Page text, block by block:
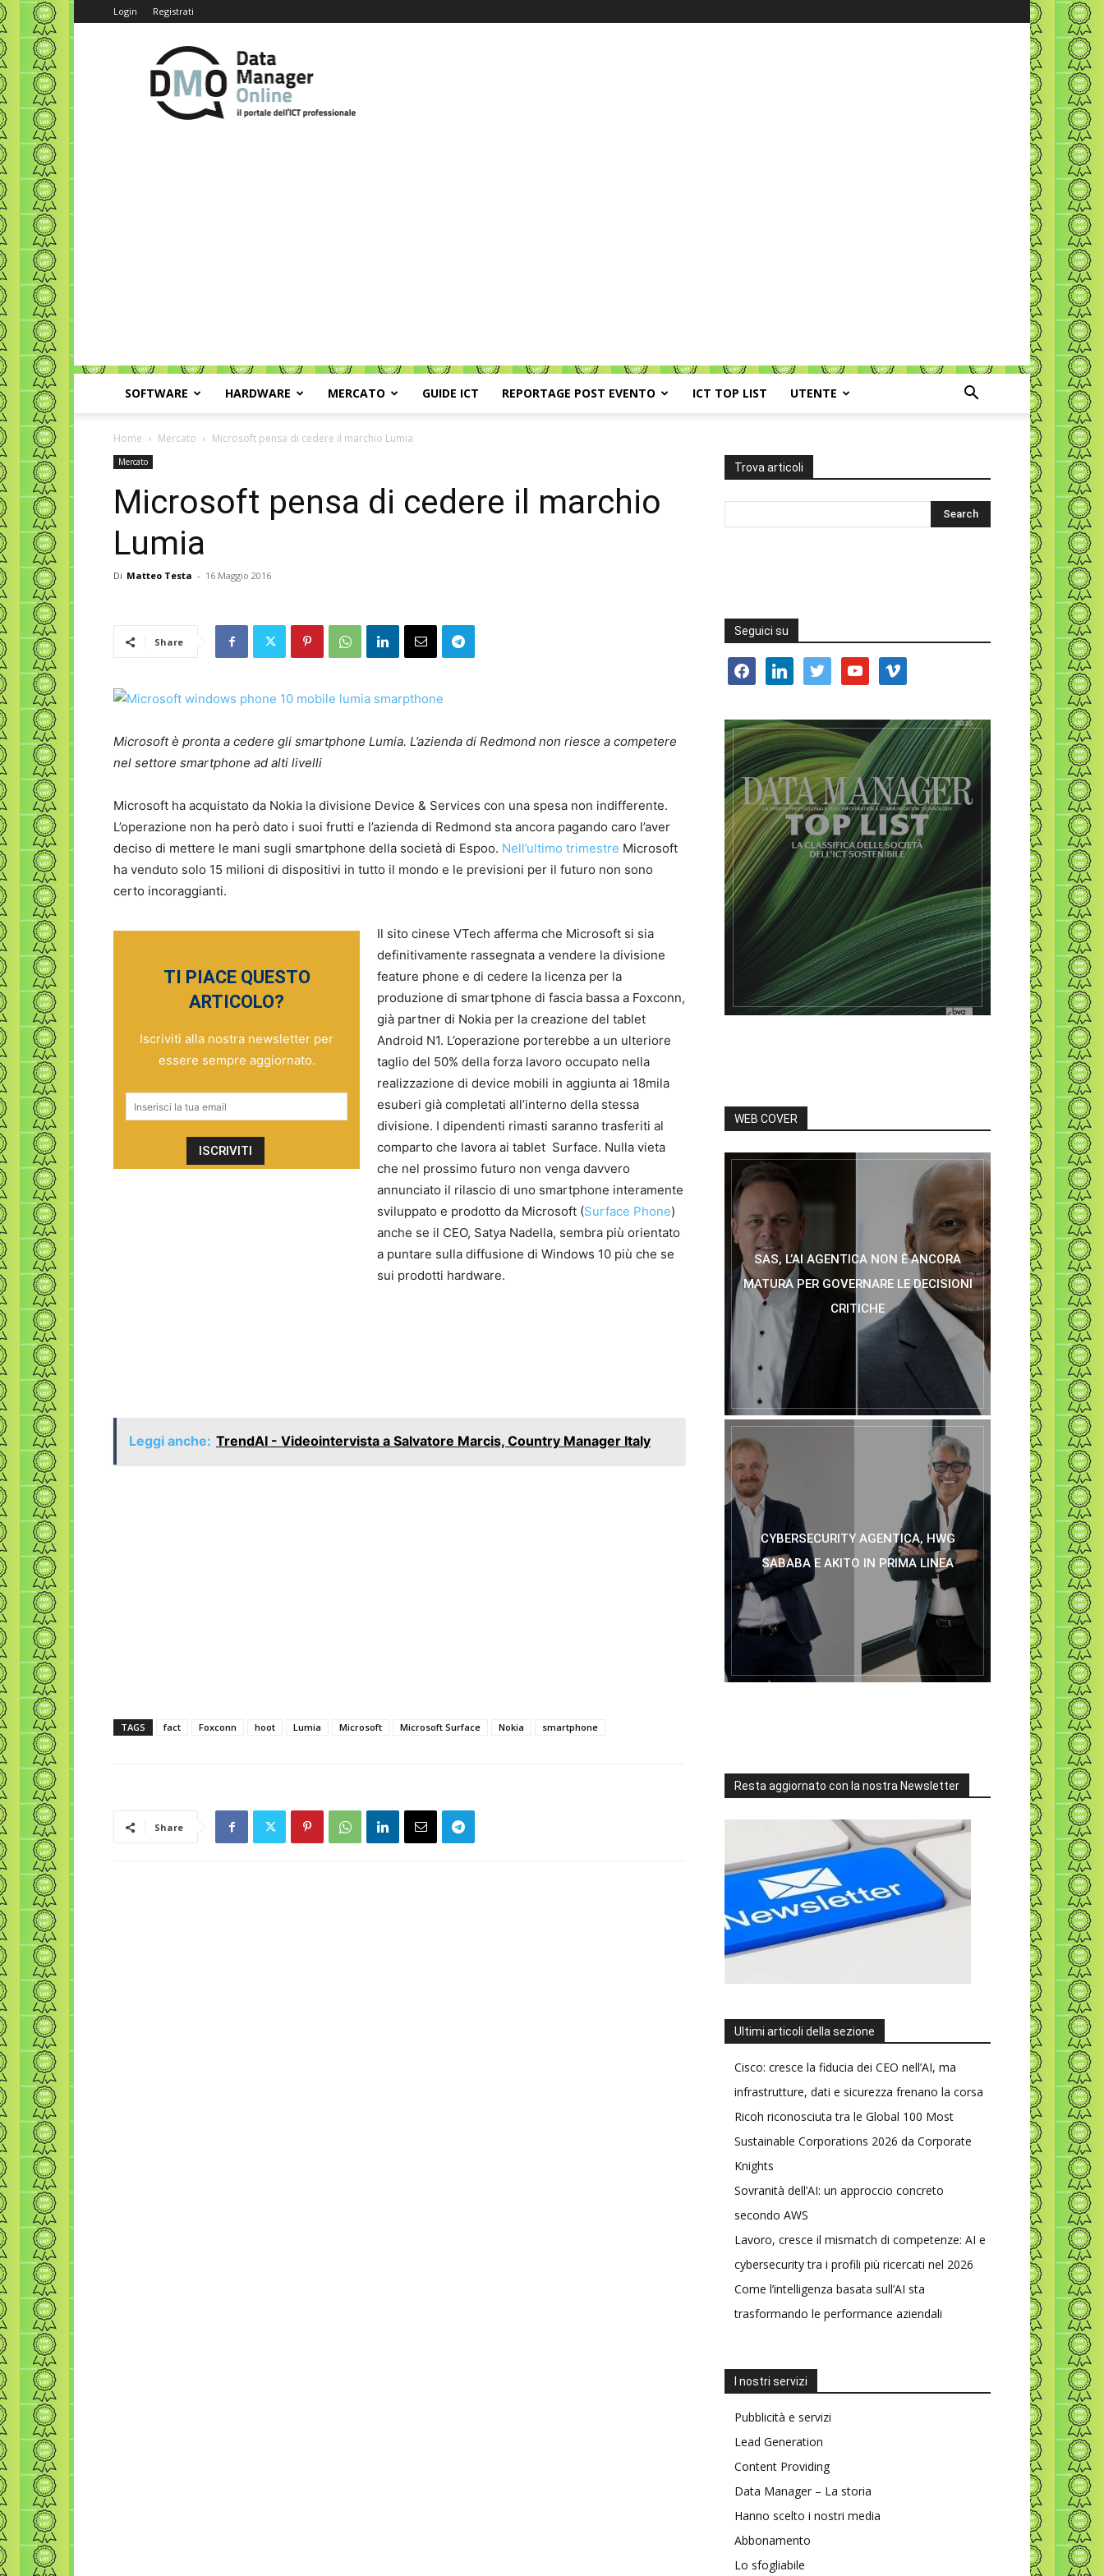
Login Registrati
Data
Manager
Online
SOFTWARE HARDWARE MERCATO GUIDE ICT REPORTAGE POST EVENTO ICT TOP LIST UTENTE
Home Mercato Microsoft pensa di cedere il marchio Lumia
Mercato
Microsoft pensa di cedere il marchio
Lumia
Di Matteo Testa - 16 Maggio 2016
Share
Microsoft è pronta a cedere gli smartphone Lumia. L’azienda di Redmond non riesce a competere
nel settore smartphone ad alti livelli
Microsoft ha acquistato da Nokia la divisione Device & Services con una spesa non indifferente.
L’operazione non ha però dato i suoi frutti e l’azienda di Redmond sta ancora pagando caro l’aver
deciso di mettere le mani sugli smartphone della società di Espoo. Nell’ultimo trimestre Microsoft
ha venduto solo 15 milioni di dispositivi in tutto il mondo e le previsioni per il futuro non sono
certo incoraggianti.
TI PIACE QUESTO
ARTICOLO?
Iscriviti alla nostra newsletter per
essere sempre aggiornato.
Il sito cinese VTech afferma che Microsoft si sia
definitivamente rassegnata a vendere la divisione
feature phone e di cedere la licenza per la
produzione di smartphone di fascia bassa a Foxconn,
già partner di Nokia per la creazione del tablet
Android N1. L’operazione porterebbe a un ulteriore
taglio del 50% della forza lavoro occupato nella
realizzazione di device mobili in aggiunta ai 18mila
esuberi già completati all’interno della stessa
divisione. I dipendenti rimasti saranno trasferiti al
comparto che lavora ai tablet Surface. Nulla vieta
che nel prossimo futuro non venga davvero
annunciato il rilascio di uno smartphone interamente
sviluppato e prodotto da Microsoft (Surface Phone)
anche se il CEO, Satya Nadella, sembra più orientato
a puntare sulla diffusione di Windows 10 più che se
sui prodotti hardware.
Leggi anche: TrendAI - Videointervista a Salvatore Marcis, Country Manager Italy
TAGS fact Foxconn hoot Lumia Microsoft Microsoft Surface Nokia smartphone
Share
Trova articoli
Seguici su
facebooklinkedin twitter youtube vimeo
WEB COVER
SAS, L’AI AGENTICA NON È ANCORA
MATURA PER GOVERNARE LE DECISIONI
CRITICHE
CYBERSECURITY AGENTICA, HWG
SABABA E AKITO IN PRIMA LINEA
Resta aggiornato con la nostra Newsletter
Ultimi articoli della sezione
Cisco: cresce la fiducia dei CEO nell’AI, ma
infrastrutture, dati e sicurezza frenano la corsa
Ricoh riconosciuta tra le Global 100 Most
Sustainable Corporations 2026 da Corporate
Knights
Sovranità dell’AI: un approccio concreto
secondo AWS
Lavoro, cresce il mismatch di competenze: AI e
cybersecurity tra i profili più ricercati nel 2026
Come l’intelligenza basata sull’AI sta
trasformando le performance aziendali
I nostri servizi
Pubblicità e servizi
Lead Generation
Content Providing
Data Manager – La storia
Hanno scelto i nostri media
Abbonamento
Lo sfogliabile